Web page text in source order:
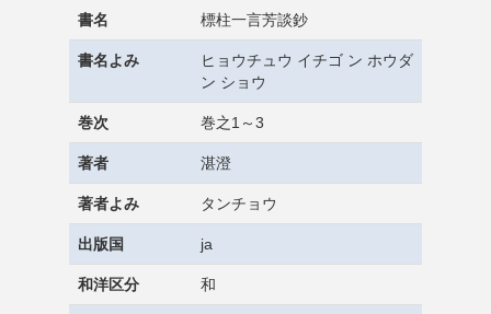
書名 標柱一言芳談鈔
書名よみ
ヒョウチュウ イチゴ ン ホウダ
ン ショウ
巻次 巻之1～3
著者 湛澄
著者よみ タンチョウ
出版国 ja
和洋区分 和